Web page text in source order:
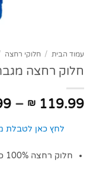
עמוד הבית / חלוקי רחצה
חלוק רחצה
₪ 119.99
–
לחץ כאן לטבלת
חלוק רחצה 100% כותנה